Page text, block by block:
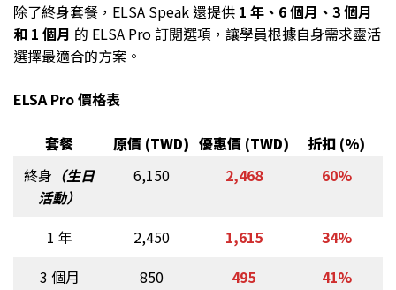
除了終身套餐，ELSA Speak 還提供 1 年、6 個月、3 個月
和 1 個月 的 ELSA Pro 訂閱選項，讓學員根據自身需求靈活
選擇最適合的方案。
ELSA Pro 價格表
套餐 原價 (TWD) 優惠價 (TWD)
折扣 (%)
終身 （生日
活動）
6,150 2,468 60%
1 年 2,450 1,615
34%
3 個月
850 495
41%